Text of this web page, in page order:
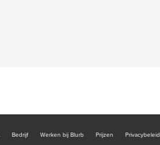
Bedrijf Werken bij Blurb Prijzen Privacybeleid